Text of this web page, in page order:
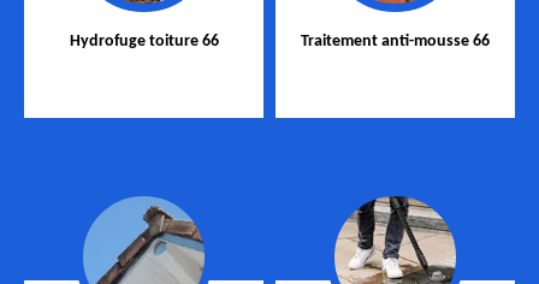
Hydrofuge toiture 66 Traitement anti-mousse 66